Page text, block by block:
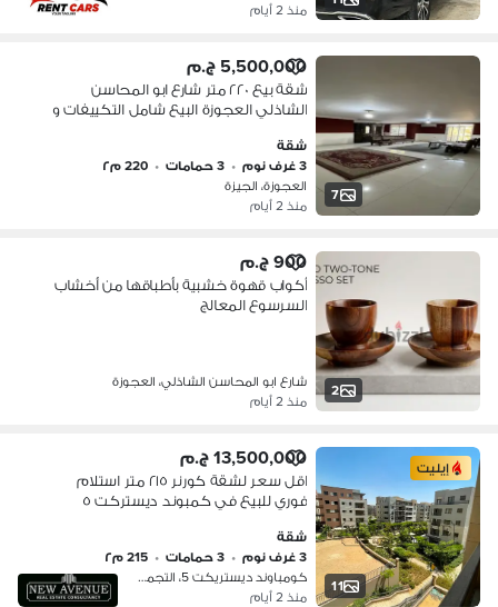
منذ 2 أيام
7
5,500,000 ج.م
شقة بيع ٢٢٠ متر شارع ابو المحاسن
الشاذلي العجوزة البيع شامل التكييفات و
شقة
3 غرف نوم
• 3 حمامات • 220 م٢
العجوزة، الجيزة
منذ 2 أيام
2
900 ج.م
أكواب قهوة خشبية بأطباقها من أخشاب
السرسوع المعالج
شارع ابو المحاسن الشاذلي، العجوزة
منذ 2 أيام
11
إيليت 13,500,000 ج.م
اقل سعر لشقة كورنر ٢١٥ متر استلام
فوري للبيع في كمبوند ديستركت ٥
شقة
3 غرف نوم
• 3 حمامات • 215 م٢
كومباوند ديستريكت 5، التجمع الخامس
منذ 2 أيام